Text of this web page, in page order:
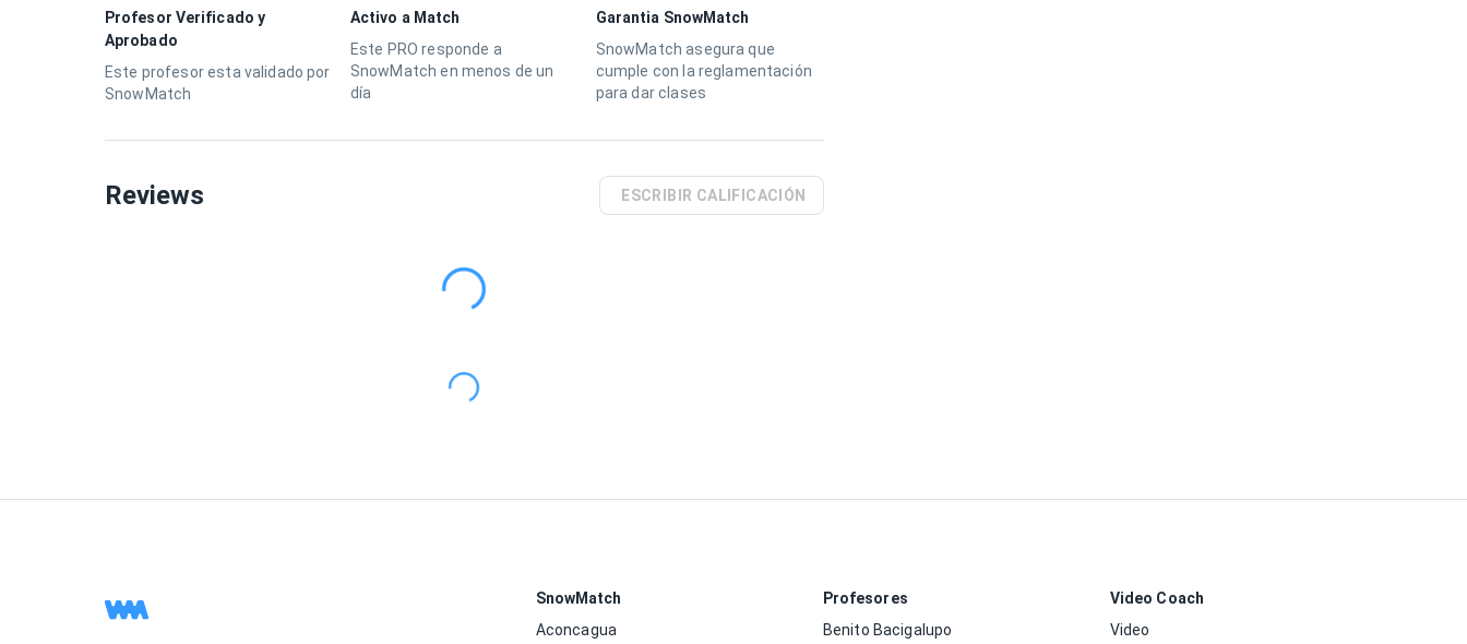
Profesor Verificado y
Aprobado
Este profesor esta validado por
SnowMatch
Activo a Match
Este PRO responde a
SnowMatch en menos de un
día
Garantia SnowMatch
SnowMatch asegura que
cumple con la reglamentación
para dar clases
Reviews ESCRIBIR CALIFICACIÓN
SnowMatch
Aconcagua
Profesores
Benito Bacigalupo
Video Coach
Video